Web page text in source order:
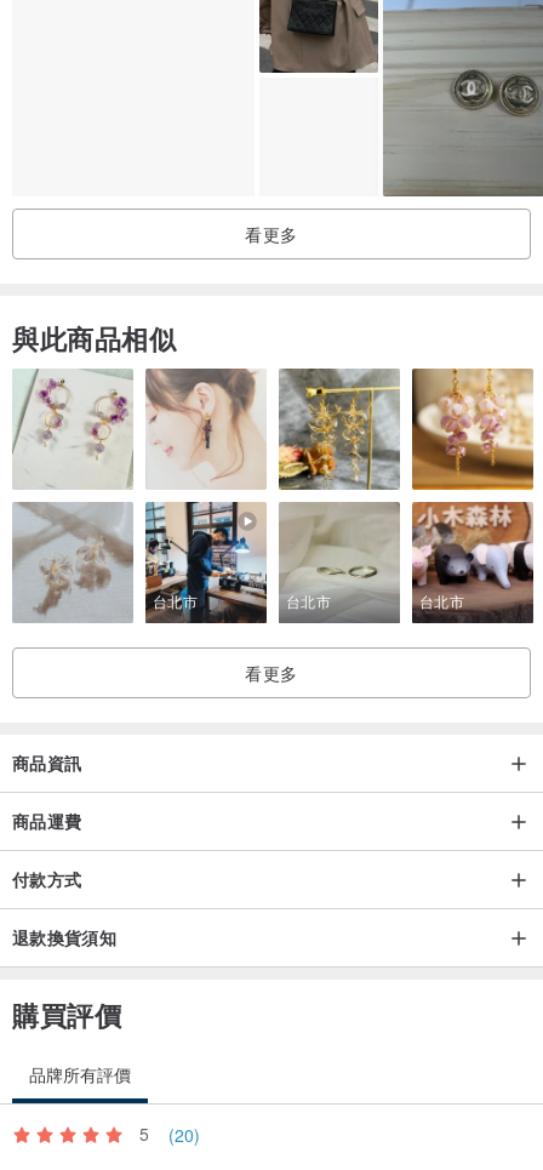
包款類型: 手提、可容納A5尺寸物品
[商品狀況]
【二手品】有使用痕跡，且有部分瑕疵的二手商品
金屬部分: 細微刮痕、黯沉、鍍層剝落
看更多
與此商品相似
台北市 台北市 台北市
看更多
商品資訊
商品運費
付款方式
退款換貨須知
購買評價
品牌所有評價
5 (20)